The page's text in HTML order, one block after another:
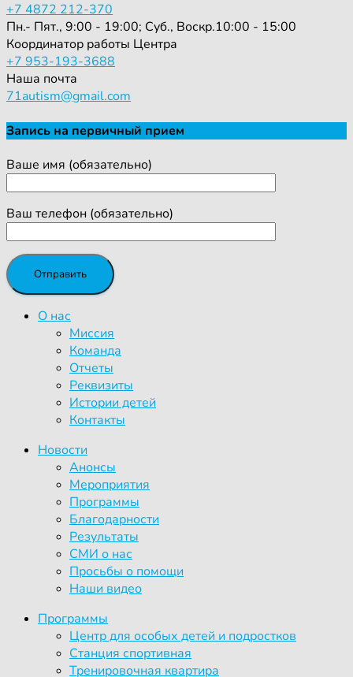
+7 4872 212-370
Пн.- Пят., 9:00 - 19:00; Суб., Воскр.10:00 - 15:00
Координатор работы Центра
+7 953-193-3688
Наша почта
71autism@gmail.com
Запись на первичный прием
Ваше имя (обязательно)
Ваш телефон (обязательно)
О нас
Миссия
Команда
Отчеты
Реквизиты
Истории детей
Контакты
Новости
Анонсы
Мероприятия
Программы
Благодарности
Результаты
СМИ о нас
Просьбы о помощи
Наши видео
Программы
Центр для особых детей и подростков
Станция спортивная
Тренировочная квартира